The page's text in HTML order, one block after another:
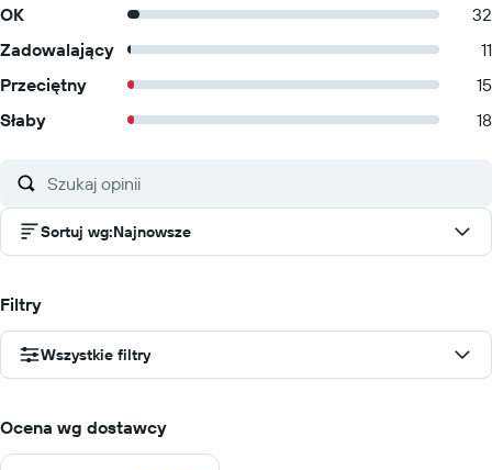
OK
32
Zadowalający
11
Przeciętny
15
Słaby
18
Sortuj wg:Najnowsze
Filtry
Wszystkie filtry
Ocena wg dostawcy